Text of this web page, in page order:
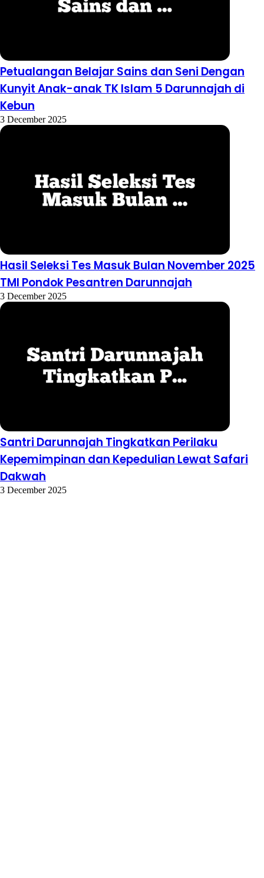
Petualangan Belajar Sains dan Seni Dengan
Kunyit Anak-anak TK Islam 5 Darunnajah di
Kebun
3 December 2025
Hasil Seleksi Tes Masuk Bulan November 2025
TMI Pondok Pesantren Darunnajah
3 December 2025
Santri Darunnajah Tingkatkan Perilaku
Kepemimpinan dan Kepedulian Lewat Safari
Dakwah
3 December 2025